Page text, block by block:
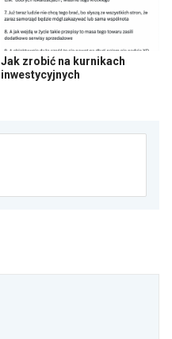
Jak zrobić na kurnikach
inwestycyjnych